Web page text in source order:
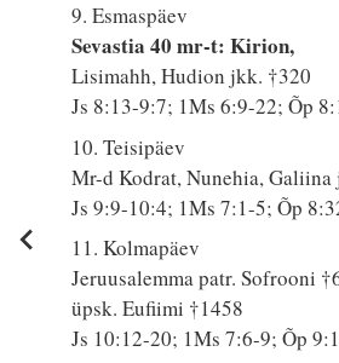
9. Esmaspäev
Sevastia 40 mr-t: Kirion,
Lisimahh, Hudion jkk. †320
Js 8:13-9:7; 1Ms 6:9-22; Õp
10. Teisipäev
Mr-d Kodrat, Nunehia, Galiina
Js 9:9-10:4; 1Ms 7:1-5; Õp
11. Kolmapäev
Jeruusalemma patr. Sofrooni
üpsk. Eufiimi †1458
Js 10:12-20; 1Ms 7:6-9; Õp